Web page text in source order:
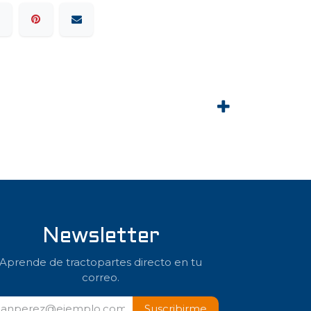
Newsletter
Aprende de tractopartes directo en tu
correo.